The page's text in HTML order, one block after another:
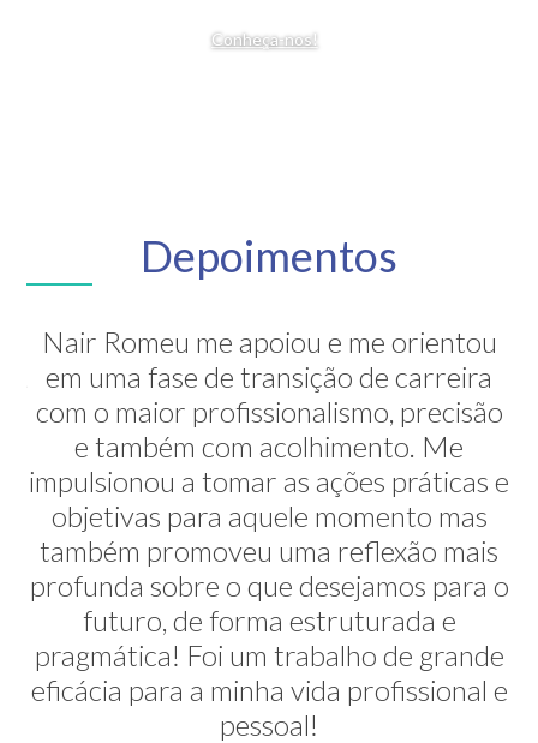
Conheça-nos!
Depoimentos
Nair Romeu me apoiou e me orientou
em uma fase de transição de carreira
com o maior profissionalismo, precisão
e também com acolhimento. Me
impulsionou a tomar as ações práticas e
objetivas para aquele momento mas
também promoveu uma reflexão mais
profunda sobre o que desejamos para o
futuro, de forma estruturada e
pragmática! Foi um trabalho de grande
eficácia para a minha vida profissional e
pessoal!
A Nair é inesquecível! Através de sua
grande competência ela me mostrou
alternativas na minha transição de
carreira. E ela faz isso de uma maneira
muito sútil e elegante. Hoje exerço uma
profissão nunca pensada antes. Meus
agradecimentos!
Erica Rodrigues
Consultora em Qualidade, Meio Ambiente, Saúde e
Segurança do Trabalho